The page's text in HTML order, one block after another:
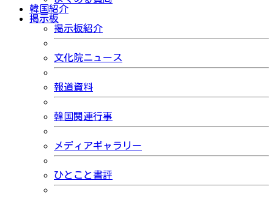
韓国紹介
掲示板
掲示板紹介
文化院ニュース
報道資料
韓国関連行事
メディアギャラリー
ひとこと書評